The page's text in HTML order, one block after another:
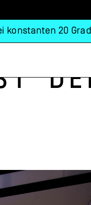
konstanten 20